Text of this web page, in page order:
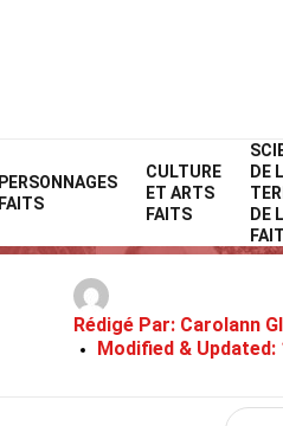
PERSONNAGES
FAITS
CULTURE
ET ARTS
FAITS
DE
DE
Rédigé Par: Carolann
Modified & Updated: